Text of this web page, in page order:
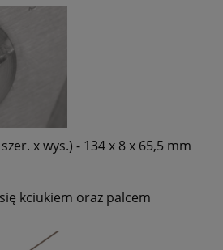
x wys.) - 134 x 8 x 65,5 mm
kciukiem oraz palcem